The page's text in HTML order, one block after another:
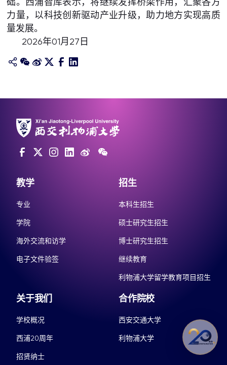
力量，以科技创新驱动产业升级，助力地方实现高质
量发展。
2026年01月27日
教学
专业
学院
海外交流和访学
电子文件验签
招生
本科生招生
硕士研究生招生
博士研究生招生
继续教育
利物浦大学留学教育项目招生
关于我们
学校概况
西浦20周年
招贤纳士
合作院校
西安交通大学
利物浦大学